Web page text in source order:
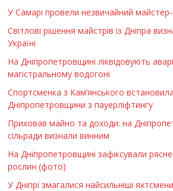
У Самарі провели незвичайний
Світлові рішення майстрів із Дніпра
Україні
На Дніпропетровщині ліквідовують
магістральному водогоні
Спортсменка з Кам’янського
Дніпропетровщини з пауерліфтингу
Приховав майно та доходи: на
сільради визнали винним
На Дніпропетровщині зафіксували рясне
рослин (фото)
У Дніпрі змагалися найсильніші